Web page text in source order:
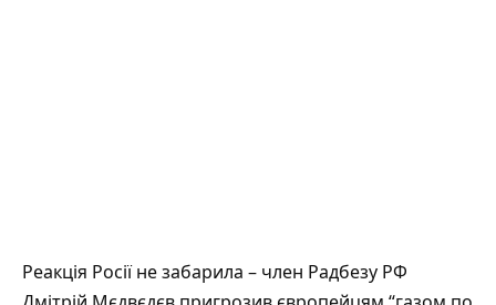
Реакція Росії не забарила – член Радбезу РФ